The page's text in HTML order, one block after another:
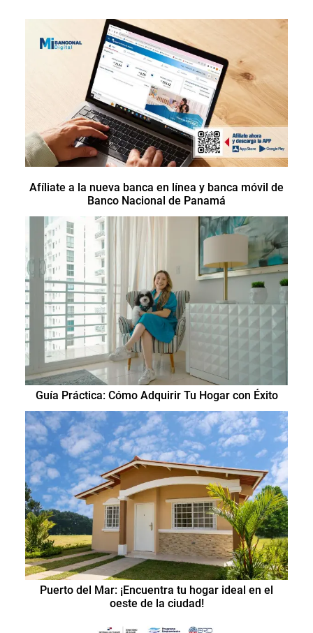
Afíliate a la nueva banca en línea y banca móvil de
Banco Nacional de Panamá
Guía Práctica: Cómo Adquirir Tu Hogar con Éxito
Puerto del Mar: ¡Encuentra tu hogar ideal en el
oeste de la ciudad!